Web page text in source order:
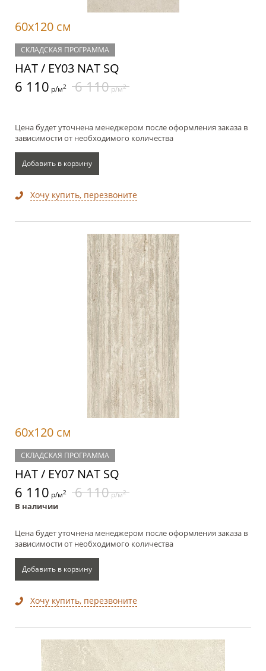
60x120 см
СКЛАДСКАЯ ПРОГРАММА
НАТ / EY03 NAT SQ
6 110 р/м2 6 110р/м2
Цена будет уточнена менеджером после оформления заказа в
зависимости от необходимого количества
Добавить в корзину
Хочу купить, перезвоните
60x120 см
СКЛАДСКАЯ ПРОГРАММА
НАТ / EY07 NAT SQ
6 110 р/м2 6 110р/м2
В наличии
Цена будет уточнена менеджером после оформления заказа в
зависимости от необходимого количества
Добавить в корзину
Хочу купить, перезвоните